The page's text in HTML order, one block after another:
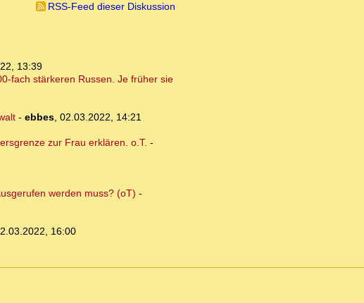
RSS-Feed dieser Diskussion
13:39
fach stärkeren Russen. Je früher sie
- ebbes, 02.03.2022, 14:21
zur Frau erklären. o.T. -
werden muss? (oT) -
16:00